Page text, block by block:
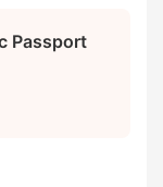
Passport